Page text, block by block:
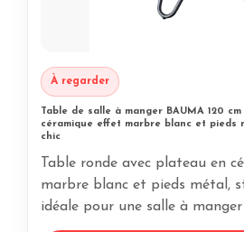
À regarder
Table de salle à manger BAUMA 120
céramique effet marbre blanc et pieds
chic
Table ronde avec plateau en
marbre blanc et pieds métal,
idéale pour une salle à